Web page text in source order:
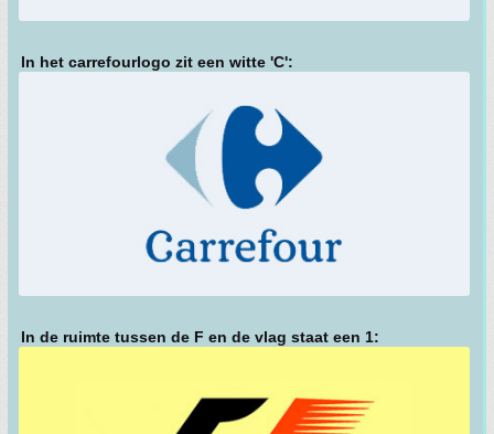
In het carrefourlogo zit een witte 'C':
In de ruimte tussen de F en de vlag staat een 1: